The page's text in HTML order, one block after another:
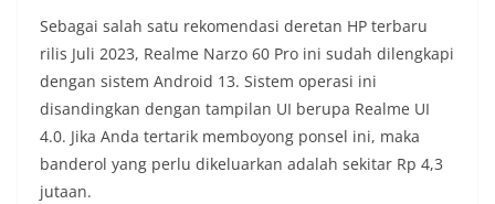
Sebagai salah satu rekomendasi deretan HP terbaru
rilis Juli 2023, Realme Narzo 60 Pro ini sudah dilengkapi
dengan sistem Android 13. Sistem operasi ini
disandingkan dengan tampilan UI berupa Realme UI
4.0. Jika Anda tertarik memboyong ponsel ini, maka
banderol yang perlu dikeluarkan adalah sekitar Rp 4,3
jutaan.